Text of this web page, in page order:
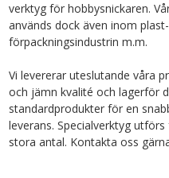
verktyg för hobbysnickaren.
används dock även inom
förpackningsindustrin m.m.
Vi levererar uteslutande våra
och jämn kvalité och lagerför
standardprodukter för en
leverans. Specialverktyg
stora antal. Kontakta oss